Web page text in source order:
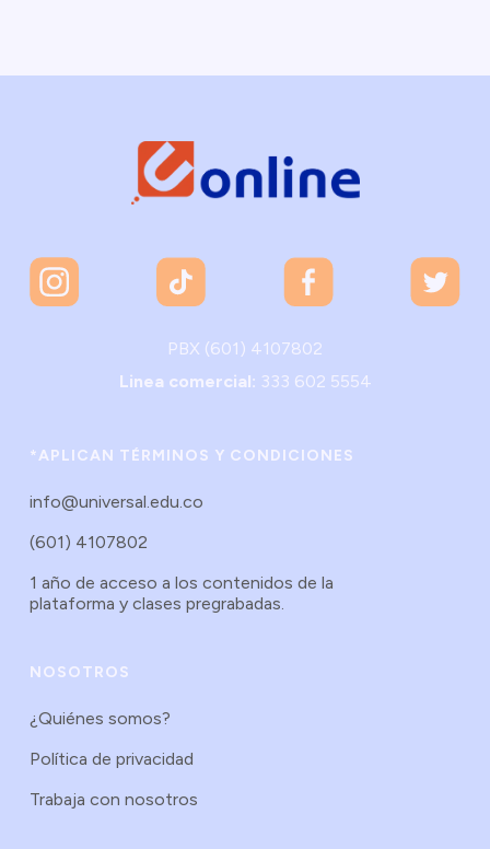
PBX (601) 4107802
Linea comercial: 333 602 5554
*APLICAN TÉRMINOS Y CONDICIONES
info@universal.edu.co
(601) 4107802
1 año de acceso a los contenidos de la
plataforma y clases pregrabadas.
NOSOTROS
¿Quiénes somos?
Política de privacidad
Trabaja con nosotros